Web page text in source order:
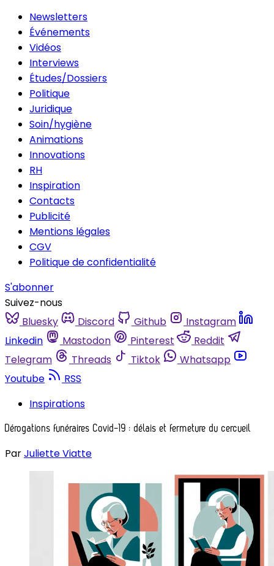
Newsletters
Événements
Vidéos
Interviews
Études/Dossiers
Politique
Juridique
Soin/hygiène
Animations
Innovations
RH
Inspiration
Contacts
Publicité
Mentions légales
CGV
Politique de confidentialité
S'abonner
Suivez-nous
Bluesky
Discord Github
Instagram
Linkedin
Mastodon Pinterest
Reddit
Telegram
Threads Tiktok
Whatsapp
Youtube
RSS
Inspirations
Dérogations funéraires Covid-19 : délais et fermeture du cercueil
ParJuliette Viatte